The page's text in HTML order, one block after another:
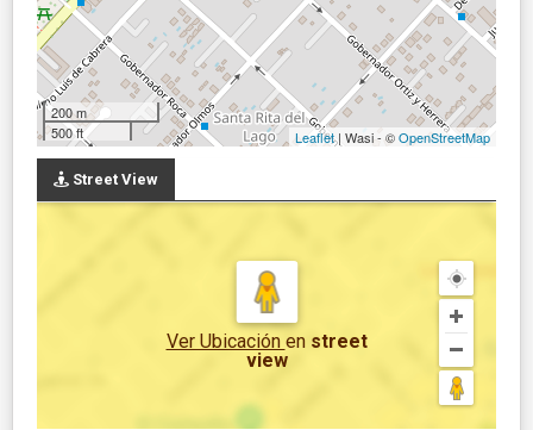
200 m
500 ft
Leaflet| Wasi - ©OpenStreetMap
Street View
Ver Ubicación en street
view